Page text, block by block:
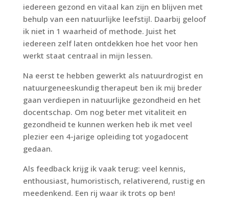
iedereen gezond en vitaal kan zijn en blijven met
behulp van een natuurlijke leefstijl. Daarbij geloof
ik niet in 1 waarheid of methode. Juist het
iedereen zelf laten ontdekken hoe het voor hen
werkt staat centraal in mijn lessen.
Na eerst te hebben gewerkt als natuurdrogist en
natuurgeneeskundig therapeut ben ik mij breder
gaan verdiepen in natuurlijke gezondheid en het
docentschap. Om nog beter met vitaliteit en
gezondheid te kunnen werken heb ik met veel
plezier een 4-jarige opleiding tot yogadocent
gedaan.
Als feedback krijg ik vaak terug: veel kennis,
enthousiast, humoristisch, relativerend, rustig en
meedenkend. Een rij waar ik trots op ben!